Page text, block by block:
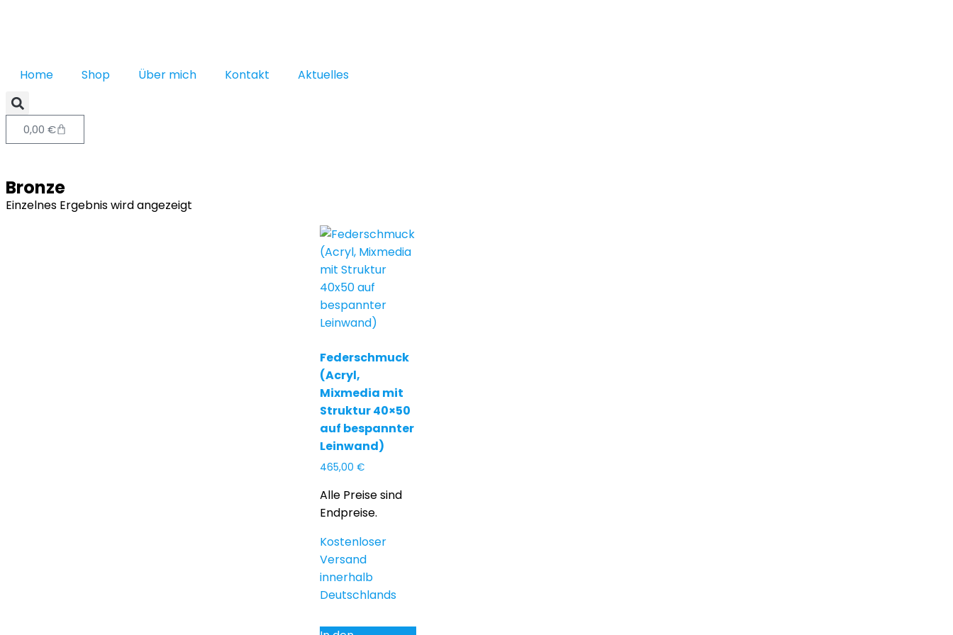
Home Shop Über mich Kontakt Aktuelles
0,00 €
Bronze
Einzelnes Ergebnis wird angezeigt
Federschmuck
(Acryl,
Mixmedia mit
Struktur 40×50
auf bespannter
Leinwand)
465,00 €
Alle Preise sind
Endpreise.
Kostenloser
Versand
innerhalb
Deutschlands